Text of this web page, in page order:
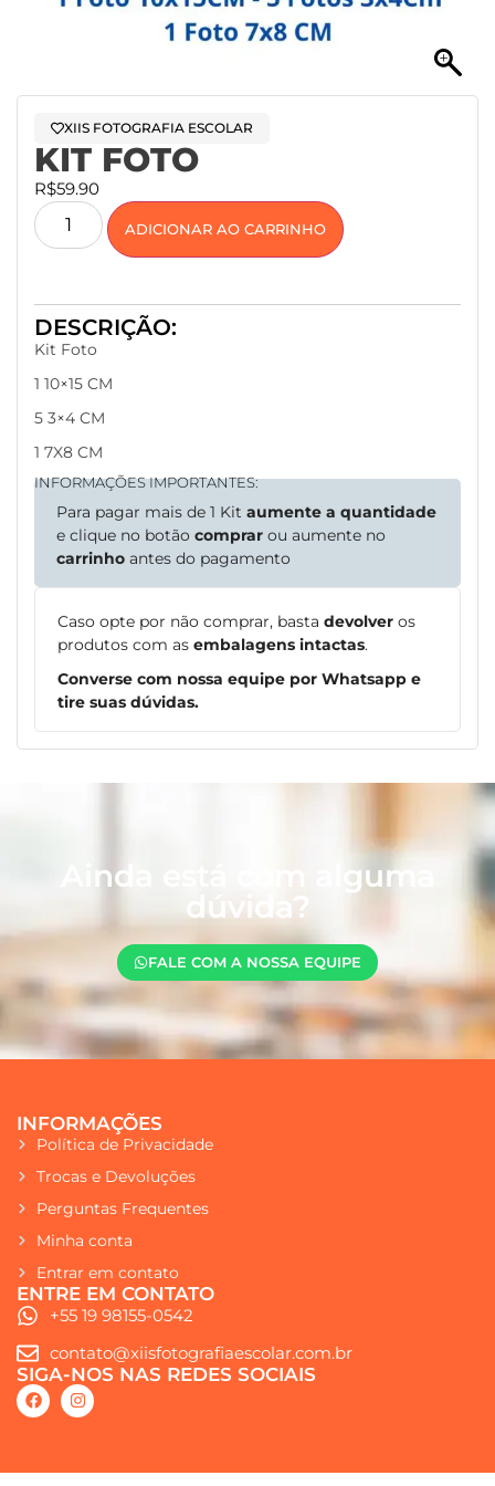
XIIS FOTOGRAFIA ESCOLAR
KIT FOTO
R$59.90
ADICIONAR AO CARRINHO
DESCRIÇÃO:
Kit Foto
1 10×15 CM
5 3×4 CM
1 7X8 CM
INFORMAÇÕES IMPORTANTES:
Para pagar mais de 1 Kit aumente a quantidade
e clique no botão comprar ou aumente no
carrinho antes do pagamento
Caso opte por não comprar, basta devolver os
produtos com as embalagens intactas.
Converse com nossa equipe por Whatsapp e
tire suas dúvidas.
Ainda está com alguma
dúvida?
FALE COM A NOSSA EQUIPE
INFORMAÇÕES
Política de Privacidade
Trocas e Devoluções
Perguntas Frequentes
Minha conta
Entrar em contato
ENTRE EM CONTATO
+55 19 98155-0542
contato@xiisfotografiaescolar.com.br
SIGA-NOS NAS REDES SOCIAIS